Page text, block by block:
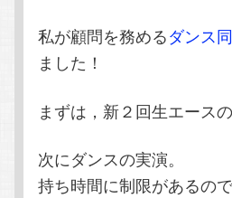
ツ
へ
移
動
へ
移
動
私が顧問を務めるダンス
ました！
まずは，新２回生エース
次にダンスの実演。
持ち時間に制限があるの